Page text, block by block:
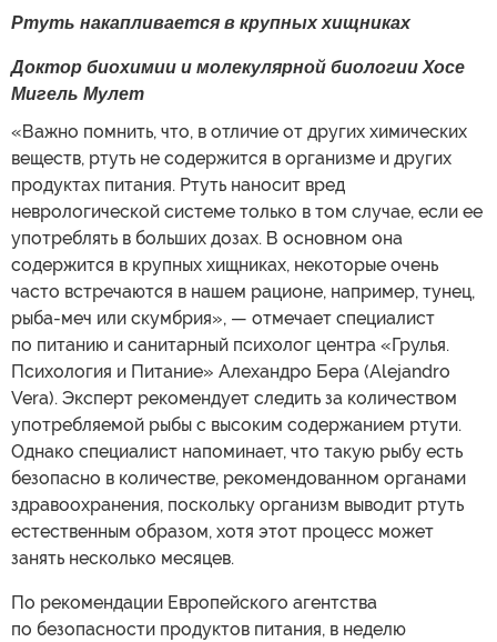
Ртуть накапливается в крупных хищниках
Доктор биохимии и молекулярной биологии Хосе
Мигель Мулет
«Важно помнить, что, в отличие от других химических
веществ, ртуть не содержится в организме и других
продуктах питания. Ртуть наносит вред
неврологической системе только в том случае, если ее
употреблять в больших дозах. В основном она
содержится в крупных хищниках, некоторые очень
часто встречаются в нашем рационе, например, тунец,
рыба-меч или скумбрия», — отмечает специалист
по питанию и санитарный психолог центра «Грулья.
Психология и Питание» Алехандро Бера (Alejandro
Vera). Эксперт рекомендует следить за количеством
употребляемой рыбы с высоким содержанием ртути.
Однако специалист напоминает, что такую рыбу есть
безопасно в количестве, рекомендованном органами
здравоохранения, поскольку организм выводит ртуть
естественным образом, хотя этот процесс может
занять несколько месяцев.
По рекомендации Европейского агентства
по безопасности продуктов питания, в неделю